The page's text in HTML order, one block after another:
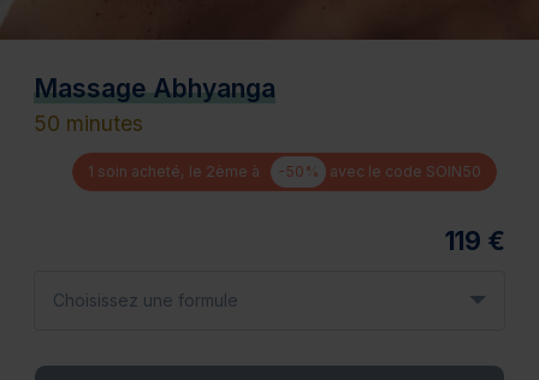
Massage Abhyanga
50 minutes
1 soin acheté, le 2ème à -50% avec le code SOIN50
119 €
Choisissez une formule